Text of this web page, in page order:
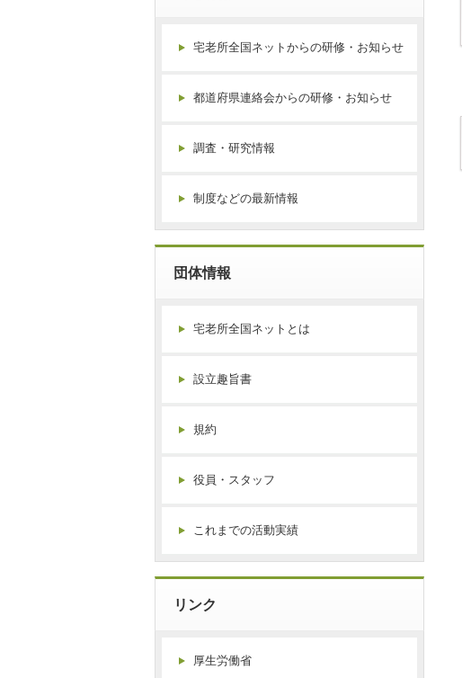
宅老所全国ネットからの研修・お知らせ
都道府県連絡会からの研修・お知らせ
調査・研究情報
制度などの最新情報
団体情報
宅老所全国ネットとは
設立趣旨書
規約
役員・スタッフ
これまでの活動実績
リンク
厚生労働省